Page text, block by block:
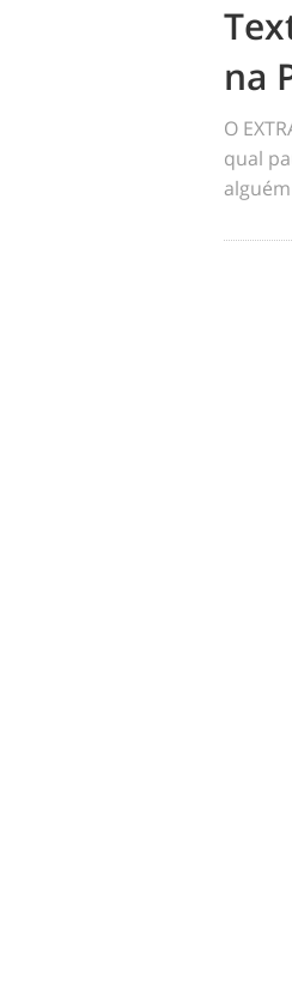
na
O
qual